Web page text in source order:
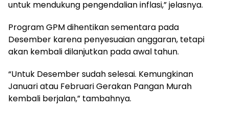
untuk mendukung pengendalian inflasi,” jelasnya.
Program GPM dihentikan sementara pada
Desember karena penyesuaian anggaran, tetapi
akan kembali dilanjutkan pada awal tahun.
“Untuk Desember sudah selesai. Kemungkinan
Januari atau Februari Gerakan Pangan Murah
kembali berjalan,” tambahnya.